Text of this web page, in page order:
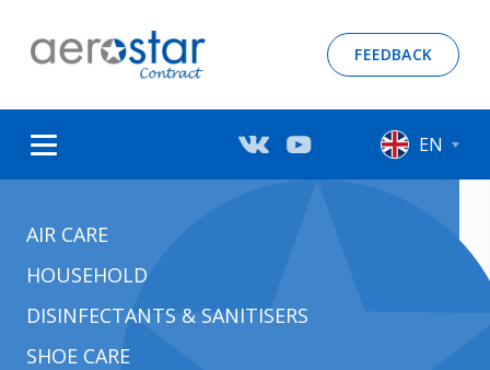
FEEDBACK
EN
AIR СARE
HOUSEHOLD
DISINFECTANTS & SANITISERS
SHOE CARE